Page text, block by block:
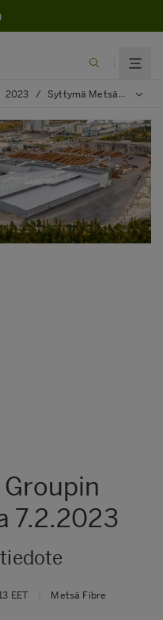
2023 / Syttymä Metsä Groupin Rauman sahalla 7.2.2023
7.2.2023
EET Metsä Fibre